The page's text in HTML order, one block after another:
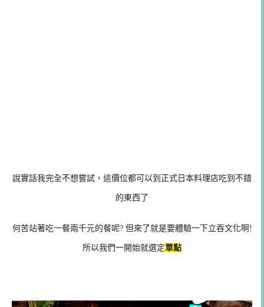
說實話我完全不想嘗試，這價位都可以到正式日本料理店吃到不錯
的東西了
何苦站著吃一餐兩千元的餐呢? 但來了就是要體驗一下立吞文化啊!
所以我們一開始就選定單點